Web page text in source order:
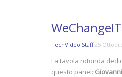
TechVideo Staff 25
La tavola rotonda
questo panel: